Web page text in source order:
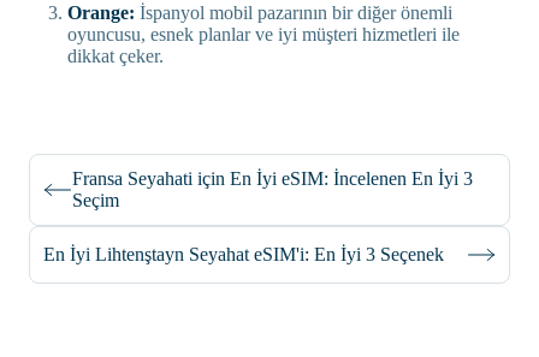
Orange: İspanyol mobil pazarının bir diğer önemli
oyuncusu, esnek planlar ve iyi müşteri hizmetleri ile
dikkat çeker.
Fransa Seyahati için En İyi eSIM: İncelenen En İyi 3
Seçim
En İyi Lihtenştayn Seyahat eSIM'i: En İyi 3 Seçenek